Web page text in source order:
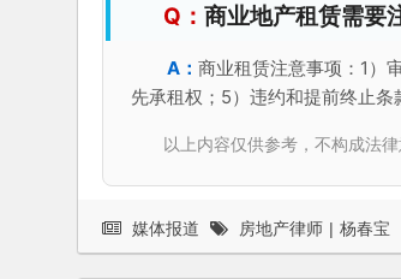
商业地产租赁需要
商业租赁注意事项：1）
先承租权；5）违约和提前终止条
以上内容仅供参考，不构成法
媒体报道 房地产律师 | 杨春宝